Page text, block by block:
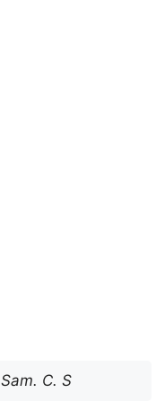
Sam. C. S